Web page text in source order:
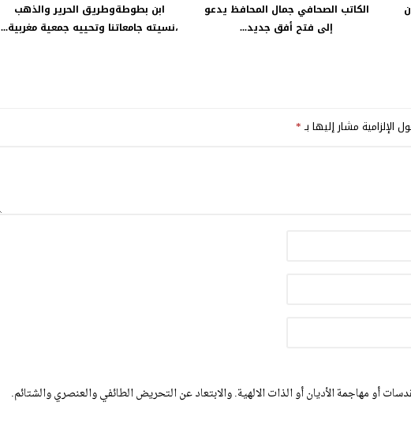
الكاتب الصحافي جمال المحافظ يدعو
إلى فتح أفق جديد...
ابن بطوطةوطريق الحرير والذهب
،نسيته جامعاتنا وتحييه جمعية مغربية...
الإلزامية مشار إليها بـ*
أو مهاجمة الأديان أو الذات الالهية. والابتعاد عن التحريض الطائفي والعنصري والشتائم.